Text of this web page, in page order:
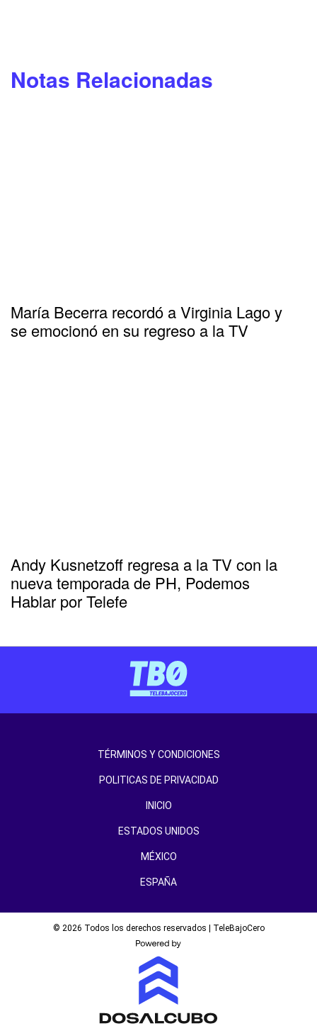
Notas Relacionadas
María Becerra recordó a Virginia Lago y
se emocionó en su regreso a la TV
Andy Kusnetzoff regresa a la TV con la
nueva temporada de PH, Podemos
Hablar por Telefe
TÉRMINOS Y CONDICIONES
POLITICAS DE PRIVACIDAD
INICIO
ESTADOS UNIDOS
MÉXICO
ESPAÑA
© 2026 Todos los derechos reservados | TeleBajoCero